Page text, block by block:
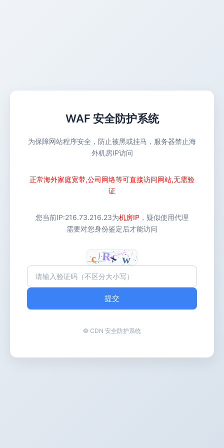
WAF 安全防护系统
为保障网站程序安全，防止被黑或挂马，服务器禁止海
外机房IP访问
正常海外家庭宽带,公司网络等可直接访问网站,无需验
证
您当前IP:216.73.216.23为机房IP ，疑似使用代理
需要对您身份鉴定后才能访问
提交
© CDN 安全防护系统